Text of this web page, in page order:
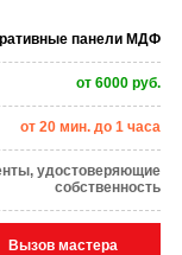
панели МДФ
от 6000 руб.
от 20 мин. до 1 часа
удостоверяющие
собственность
Вызов мастера